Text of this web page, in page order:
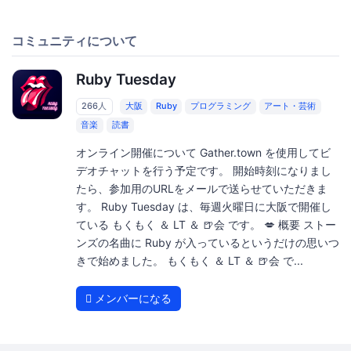
コミュニティについて
Ruby Tuesday
266人 大阪 Ruby プログラミング
アート・芸術
音楽
読書
オンライン開催について Gather.town を使用してビ
デオチャットを行う予定です。 開始時刻になりまし
たら、参加用のURLをメールで送らせていただきま
す。 Ruby Tuesday は、毎週火曜日に大阪で開催し
ている もくもく ＆ LT ＆ 🍺会 です。 💋 概要 ストー
ンズの名曲に Ruby が入っているというだけの思いつ
きで始めました。 もくもく ＆ LT ＆ 🍺会 で...
メンバーになる